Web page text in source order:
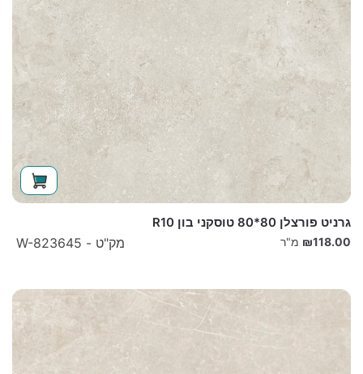
גרניט פורצלן 80*80 טוסקני בון R10
מק"ט - W-823645 ₪118.00 מ"ר